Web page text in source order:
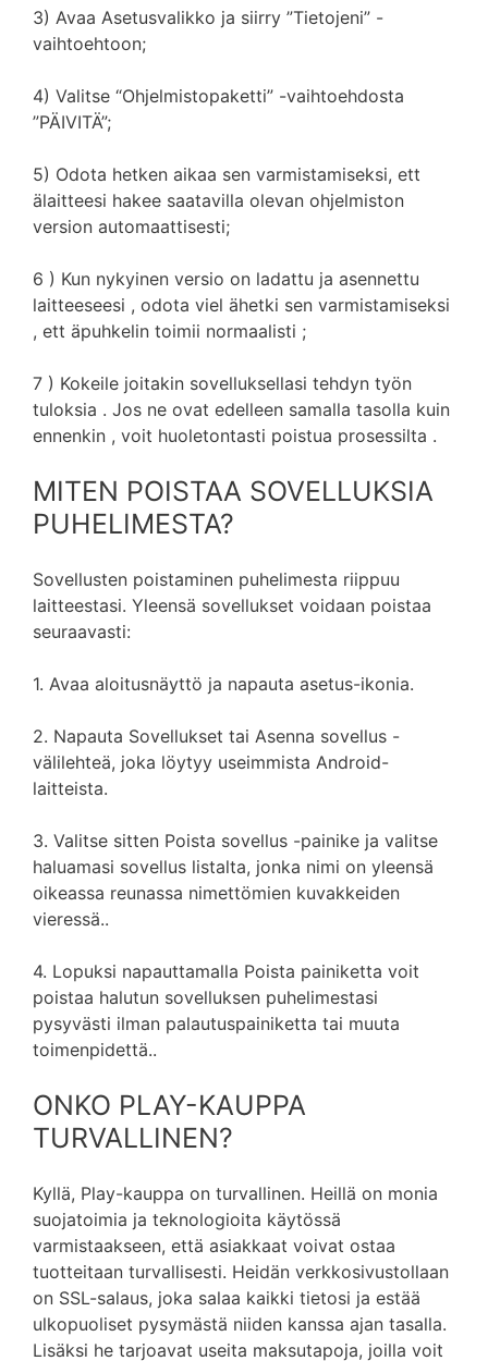
3) Avaa Asetusvalikko ja siirry ”Tietojeni” -
vaihtoehtoon;
4) Valitse “Ohjelmistopaketti” -vaihtoehdosta
”PÄIVITÄ”;
5) Odota hetken aikaa sen varmistamiseksi, ett
älaitteesi hakee saatavilla olevan ohjelmiston
version automaattisesti;
6 ) Kun nykyinen versio on ladattu ja asennettu
laitteeseesi , odota viel ähetki sen varmistamiseksi
, ett äpuhkelin toimii normaalisti ;
7 ) Kokeile joitakin sovelluksellasi tehdyn työn
tuloksia . Jos ne ovat edelleen samalla tasolla kuin
ennenkin , voit huoletontasti poistua prosessilta .
MITEN POISTAA SOVELLUKSIA
PUHELIMESTA?
Sovellusten poistaminen puhelimesta riippuu
laitteestasi. Yleensä sovellukset voidaan poistaa
seuraavasti:
1. Avaa aloitusnäyttö ja napauta asetus-ikonia.
2. Napauta Sovellukset tai Asenna sovellus -
välilehteä, joka löytyy useimmista Android-
laitteista.
3. Valitse sitten Poista sovellus -painike ja valitse
haluamasi sovellus listalta, jonka nimi on yleensä
oikeassa reunassa nimettömien kuvakkeiden
vieressä..
4. Lopuksi napauttamalla Poista painiketta voit
poistaa halutun sovelluksen puhelimestasi
pysyvästi ilman palautuspainiketta tai muuta
toimenpidettä..
ONKO PLAY-KAUPPA
TURVALLINEN?
Kyllä, Play-kauppa on turvallinen. Heillä on monia
suojatoimia ja teknologioita käytössä
varmistaakseen, että asiakkaat voivat ostaa
tuotteitaan turvallisesti. Heidän verkkosivustollaan
on SSL-salaus, joka salaa kaikki tietosi ja estää
ulkopuoliset pysymästä niiden kanssa ajan tasalla.
Lisäksi he tarjoavat useita maksutapoja, joilla voit